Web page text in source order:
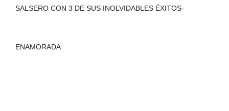
SALSERO CON 3 DE SUS INOLVIDABLES ÉXITOS-
ENAMORADA